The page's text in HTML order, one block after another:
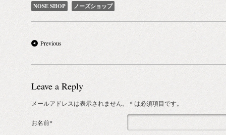
NOSE SHOP ノーズショップ
Previous
Leave a Reply
メールアドレスは表示されません。 * は必須項目です。
お名前*